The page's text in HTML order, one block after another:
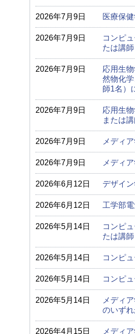
2026年7月9日 医療保
2026年7月9日
コンピ
たは講
2026年7月9日
応用生
然物化
師1名）
2026年7月9日
応用生
または
2026年7月9日 メディ
2026年7月9日 メディ
2026年6月12日 デザイ
2026年6月12日 工学部
2026年5月14日
コンピ
たは講
2026年5月14日 コンピ
2026年5月14日 コンピ
2026年5月14日
メディ
のいず
2026年4月15日 メディ